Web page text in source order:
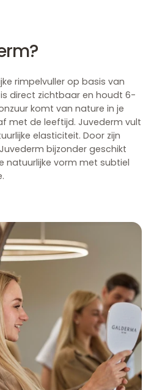
rimpelvuller op basis van
direct zichtbaar en houdt 6-
komt van nature in je
met de leeftijd. Juvederm vult
elasticiteit. Door zijn
bijzonder geschikt
natuurlijke vorm met subtiel